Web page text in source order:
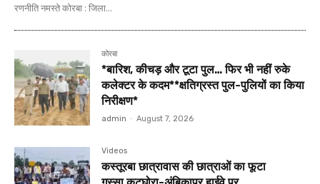
रणनीति नमस्ते कोरबा : जिला...
कोरबा
*बारिश, कीचड़ और टूटा पुल… फिर भी नहीं रुके
कलेक्टर के कदम**क्षतिग्रस्त पुल-पुलियों का किया
निरीक्षण*
admin - August 7, 2026
Videos
कस्तूरबा छात्रावास की छात्राओं का फूटा